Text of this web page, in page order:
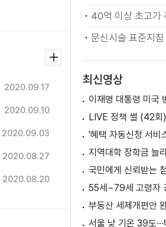
2020.09.17
2020.09.10
2020.09.03
2020.08.27
2020.08.20
최신영상
LIVE 정책 썰 (42회)